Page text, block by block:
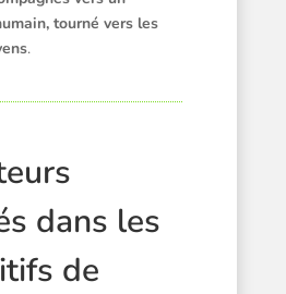
tourné vers les
.
dans les
de